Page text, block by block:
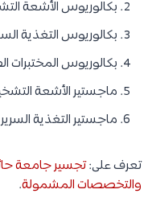
بكالوريوس الأشعة
بكالوريوس التغذية
بكالوريوس المختبرات
ماجستير الأشعة
ماجستير التغذية
تعرف على:تجسير جامعة
والتخصصات المشمولة.